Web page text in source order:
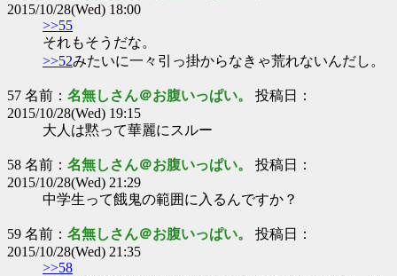
2015/10/28(Wed) 18:00
>>55
それもそうだな。
>>52みたいに一々引っ掛からなきゃ荒れないんだし。
57 名前： 名無しさん＠お腹いっぱい。 投稿日：
2015/10/28(Wed) 19:15
大人は黙って華麗にスルー
58 名前： 名無しさん＠お腹いっぱい。 投稿日：
2015/10/28(Wed) 21:29
中学生って餓鬼の範囲に入るんですか？
59 名前： 名無しさん＠お腹いっぱい。 投稿日：
2015/10/28(Wed) 21:35
>>58